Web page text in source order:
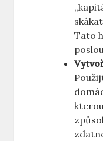
Tato